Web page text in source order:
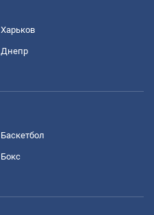
Харьков
Днепр
Баскетбол
Бокс